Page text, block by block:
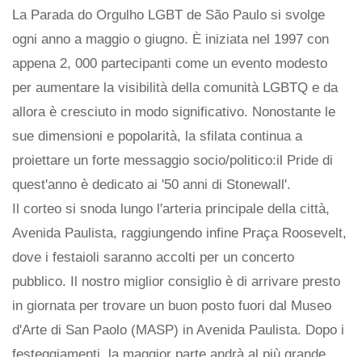
La Parada do Orgulho LGBT de São Paulo si svolge
ogni anno a maggio o giugno. È iniziata nel 1997 con
appena 2, 000 partecipanti come un evento modesto
per aumentare la visibilità della comunità LGBTQ e da
allora è cresciuto in modo significativo. Nonostante le
sue dimensioni e popolarità, la sfilata continua a
proiettare un forte messaggio socio/politico:il Pride di
quest'anno è dedicato ai '50 anni di Stonewall'.
Il corteo si snoda lungo l'arteria principale della città,
Avenida Paulista, raggiungendo infine Praça Roosevelt,
dove i festaioli saranno accolti per un concerto
pubblico. Il nostro miglior consiglio è di arrivare presto
in giornata per trovare un buon posto fuori dal Museo
d'Arte di San Paolo (MASP) in Avenida Paulista. Dopo i